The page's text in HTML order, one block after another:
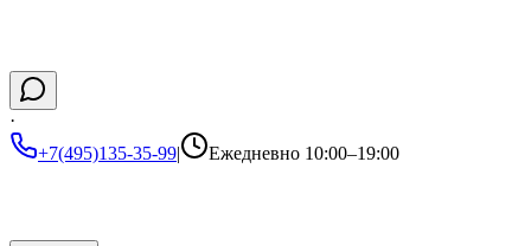
·
+7(495)135-35-99| Ежедневно 10:00–19:00